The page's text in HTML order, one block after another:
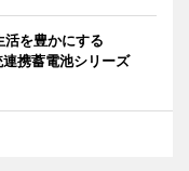
活を豊かにする
携蓄電池シリーズ